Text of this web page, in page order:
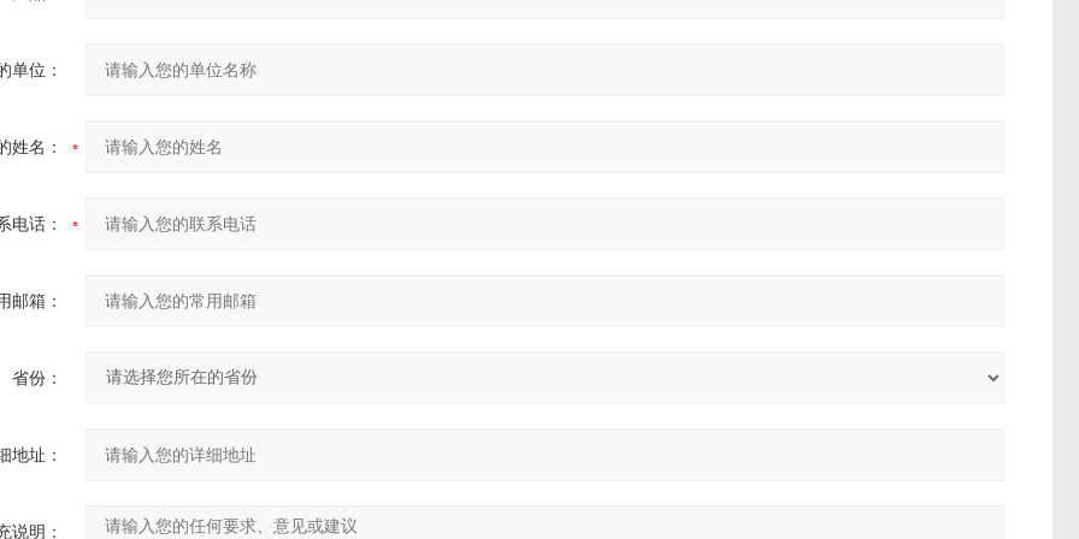
单位：
姓名：
电话：
邮箱：
省份：
地址：
说明：